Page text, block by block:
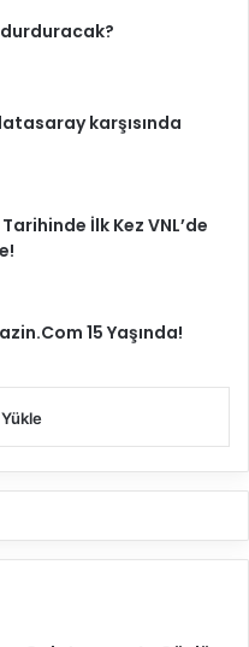
karşısında
İlk Kez VNL’de
15 Yaşında!